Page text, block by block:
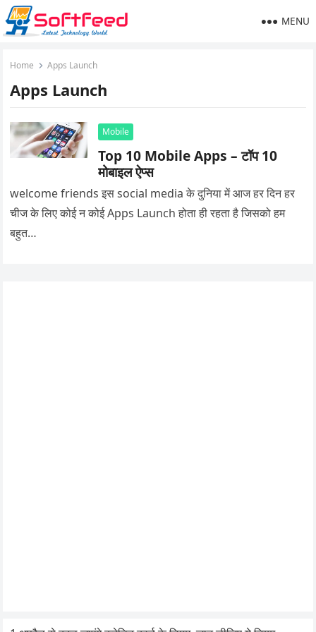
MENU
Home Apps Launch
Apps Launch
Mobile
Top 10 Mobile Apps – टॉप 10
मोबाइल ऐप्स
welcome friends इस social media के दुनिया में आज हर दिन हर
चीज के लिए कोई न कोई Apps Launch होता ही रहता है जिसको हम
बहुत…